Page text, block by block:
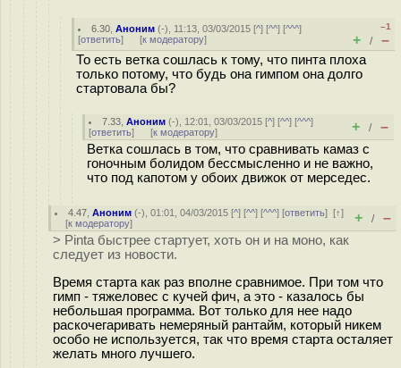
6.30 ,Аноним (-), 11:13, 03/03/2015 [^] [^^] [^^^]
[ответить] [к модератору]
–1
+ / –
То есть ветка сошлась к тому, что пинта плоха
только потому, что будь она гимпом она долго
стартовала бы?
7.33 ,Аноним (-), 12:01, 03/03/2015 [^] [^^] [^^^]
[ответить] [к модератору] + / –
Ветка сошлась в том, что сравнивать камаз с
гоночным болидом бессмысленно и не важно,
что под капотом у обоих движок от мерседес.
4.47 ,Аноним (-), 01:01, 04/03/2015 [^] [^^] [^^^] [ответить][↑]
[к модератору] + / –
> Pinta быстрее стартует, хоть он и на моно, как
следует из новости.
Время старта как раз вполне сравнимое. При том что
гимп - тяжеловес с кучей фич, а это - казалось бы
небольшая программа. Вот только для нее надо
раскочегаривать немеряный рантайм, который никем
особо не используется, так что время старта осталяет
желать много лучшего.